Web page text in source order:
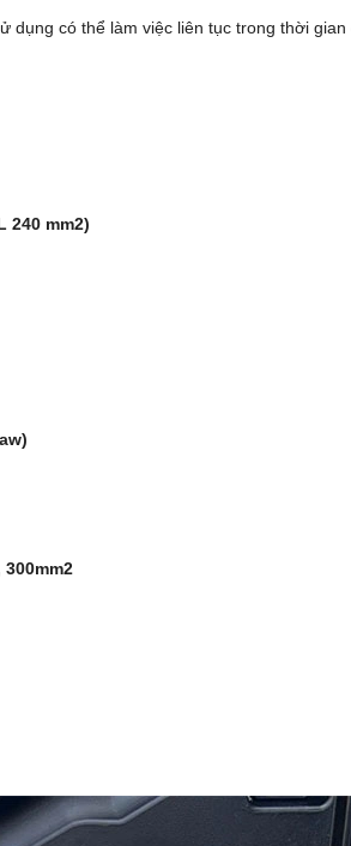
có thể làm việc liên tục trong thời gian
240 mm2)
300mm2